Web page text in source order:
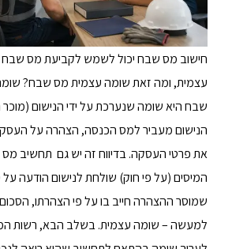
חישוב מס שבח יכול לשמש לקביעת מס שבח
עצמית, ומה זאת שומה עצמית מס שבח?
שבח היא שומה שנערכת על ידי הנישום
הנישום מעביר למס הכנסה, הצהרה על
את פרטי העסקה. בדיווח זה יש גם תחשיב
המיסים (על פי חוק) שולחת לנישום הודעה
שמוסר ההצהרה חייב בו על פי הצהרתו,
למעשה – שומה עצמית. בשלב הבא, רשות